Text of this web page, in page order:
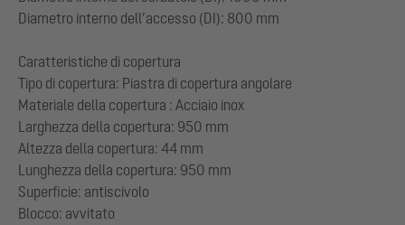
Diametro interno dell’accesso (DI): 800 mm
Caratteristiche di copertura
Tipo di copertura: Piastra di copertura angolare
Materiale della copertura : Acciaio inox
Larghezza della copertura: 950 mm
Altezza della copertura: 44 mm
Lunghezza della copertura: 950 mm
Superficie: antiscivolo
Blocco: avvitato